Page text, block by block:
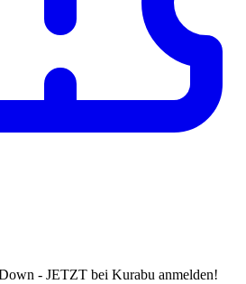
- JETZT bei Kurabu anmelden!